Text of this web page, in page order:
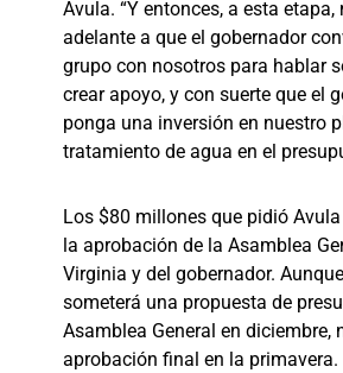
Avula. “Y entonces, a esta
adelante a que el gobernador
grupo con nosotros para hablar
crear apoyo, y con suerte que el
ponga una inversión en nuestro
tratamiento de agua en el
Los $80 millones que pidió
la aprobación de la Asamblea
Virginia y del gobernador.
someterá una propuesta de
Asamblea General en diciembre,
aprobación final en la primavera.